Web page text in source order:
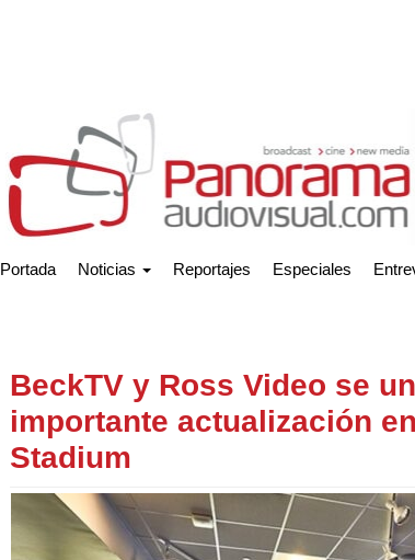
Portada Noticias Reportajes Especiales
BeckTV y Ross Video se
importante actualización
Stadium